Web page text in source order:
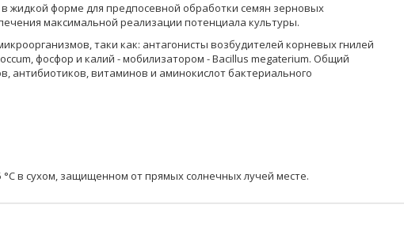
жидкой форме для предпосевной обработки семян зерновых
максимальной реализации потенциала культуры.
таки как: антагонисты возбудителей корневых гнилей
фосфор и калий - мобилизатором - Bacillus megaterium. Общий
антибиотиков, витаминов и аминокислот бактериального
°С в сухом, защищенном от прямых солнечных лучей месте.